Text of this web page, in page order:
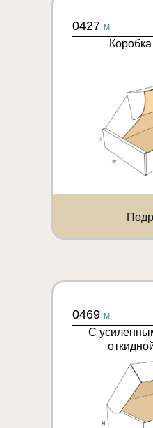
0427 M
0469 M
С